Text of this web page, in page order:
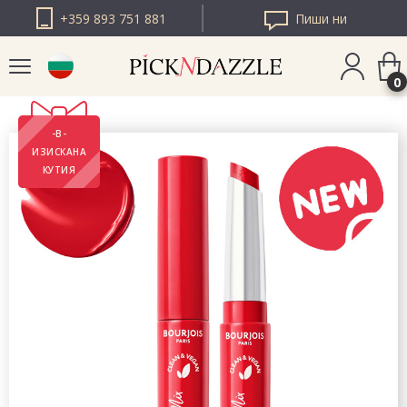
+359 893 751 881 Пиши ни
PICK N DAZZLE
РУМЪНИЯ
PICK N DAZZLE
ЕВРОПА
0
-В-
ИЗИСКАНА
КУТИЯ